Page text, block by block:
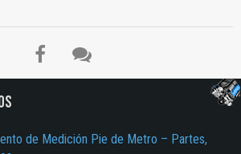
de Medición Pie de Metro – Partes,